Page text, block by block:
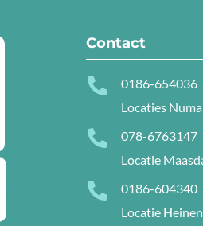
Contact

0186-654036
Locaties

078-6763147
Locatie

0186-604340
Locatie